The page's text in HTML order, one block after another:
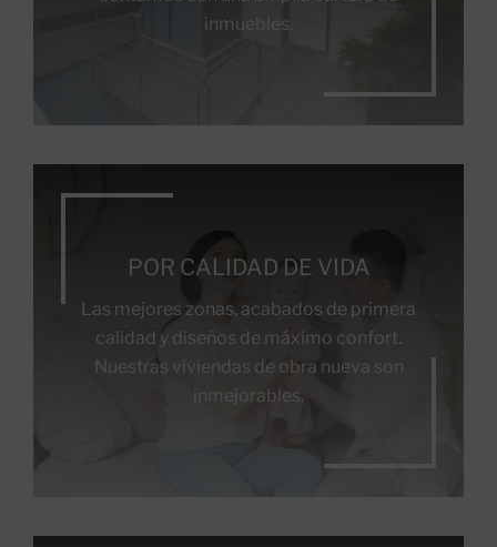
inmuebles.
POR CALIDAD DE VIDA
Las mejores zonas, acabados de primera
calidad y diseños de máximo confort.
Nuestras viviendas de obra nueva son
inmejorables.